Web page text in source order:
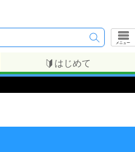
メニュー
はじめて